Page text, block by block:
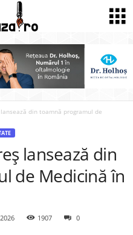
lansează din toamnă programul de
lansează din
de Medicină în
1907 0